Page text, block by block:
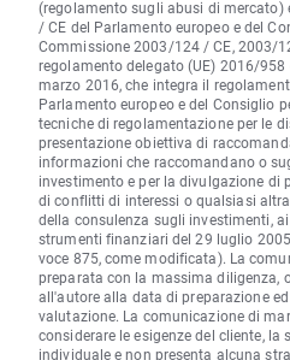
(regolamento sugli abusi di
/ CE del Parlamento europeo e del
Commissione 2003/124 / CE, 2003/
regolamento delegato (UE) 2016/
marzo 2016, che integra il
Parlamento europeo e del Consiglio
tecniche di regolamentazione per le
presentazione obiettiva di
informazioni che raccomandano o
investimento e per la divulgazione di
di conflitti di interessi o qualsiasi
della consulenza sugli investimenti,
strumenti finanziari del 29 luglio
voce 875, come modificata). La
preparata con la massima diligenza,
all'autore alla data di preparazione
valutazione. La comunicazione di
considerare le esigenze del cliente,
individuale e non presenta alcuna